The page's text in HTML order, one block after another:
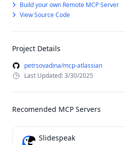
Build your own Remote MCP Server
View Source Code
Project Details
petrsovadina/mcp-atlassian
Last Updated: 3/30/2025
Recomended MCP Servers
Slidespeak